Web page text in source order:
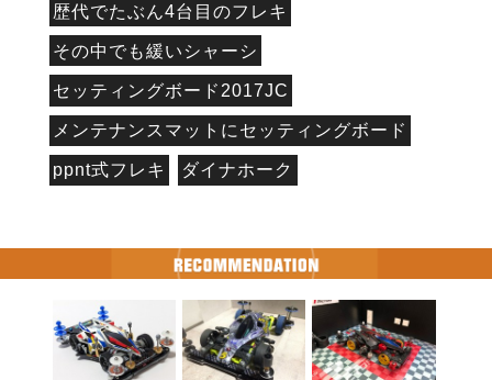
歴代でたぶん4台目のフレキ
その中でも緩いシャーシ
セッティングボード2017JC
メンテナンスマットにセッティングボード
ppnt式フレキ ダイナホーク